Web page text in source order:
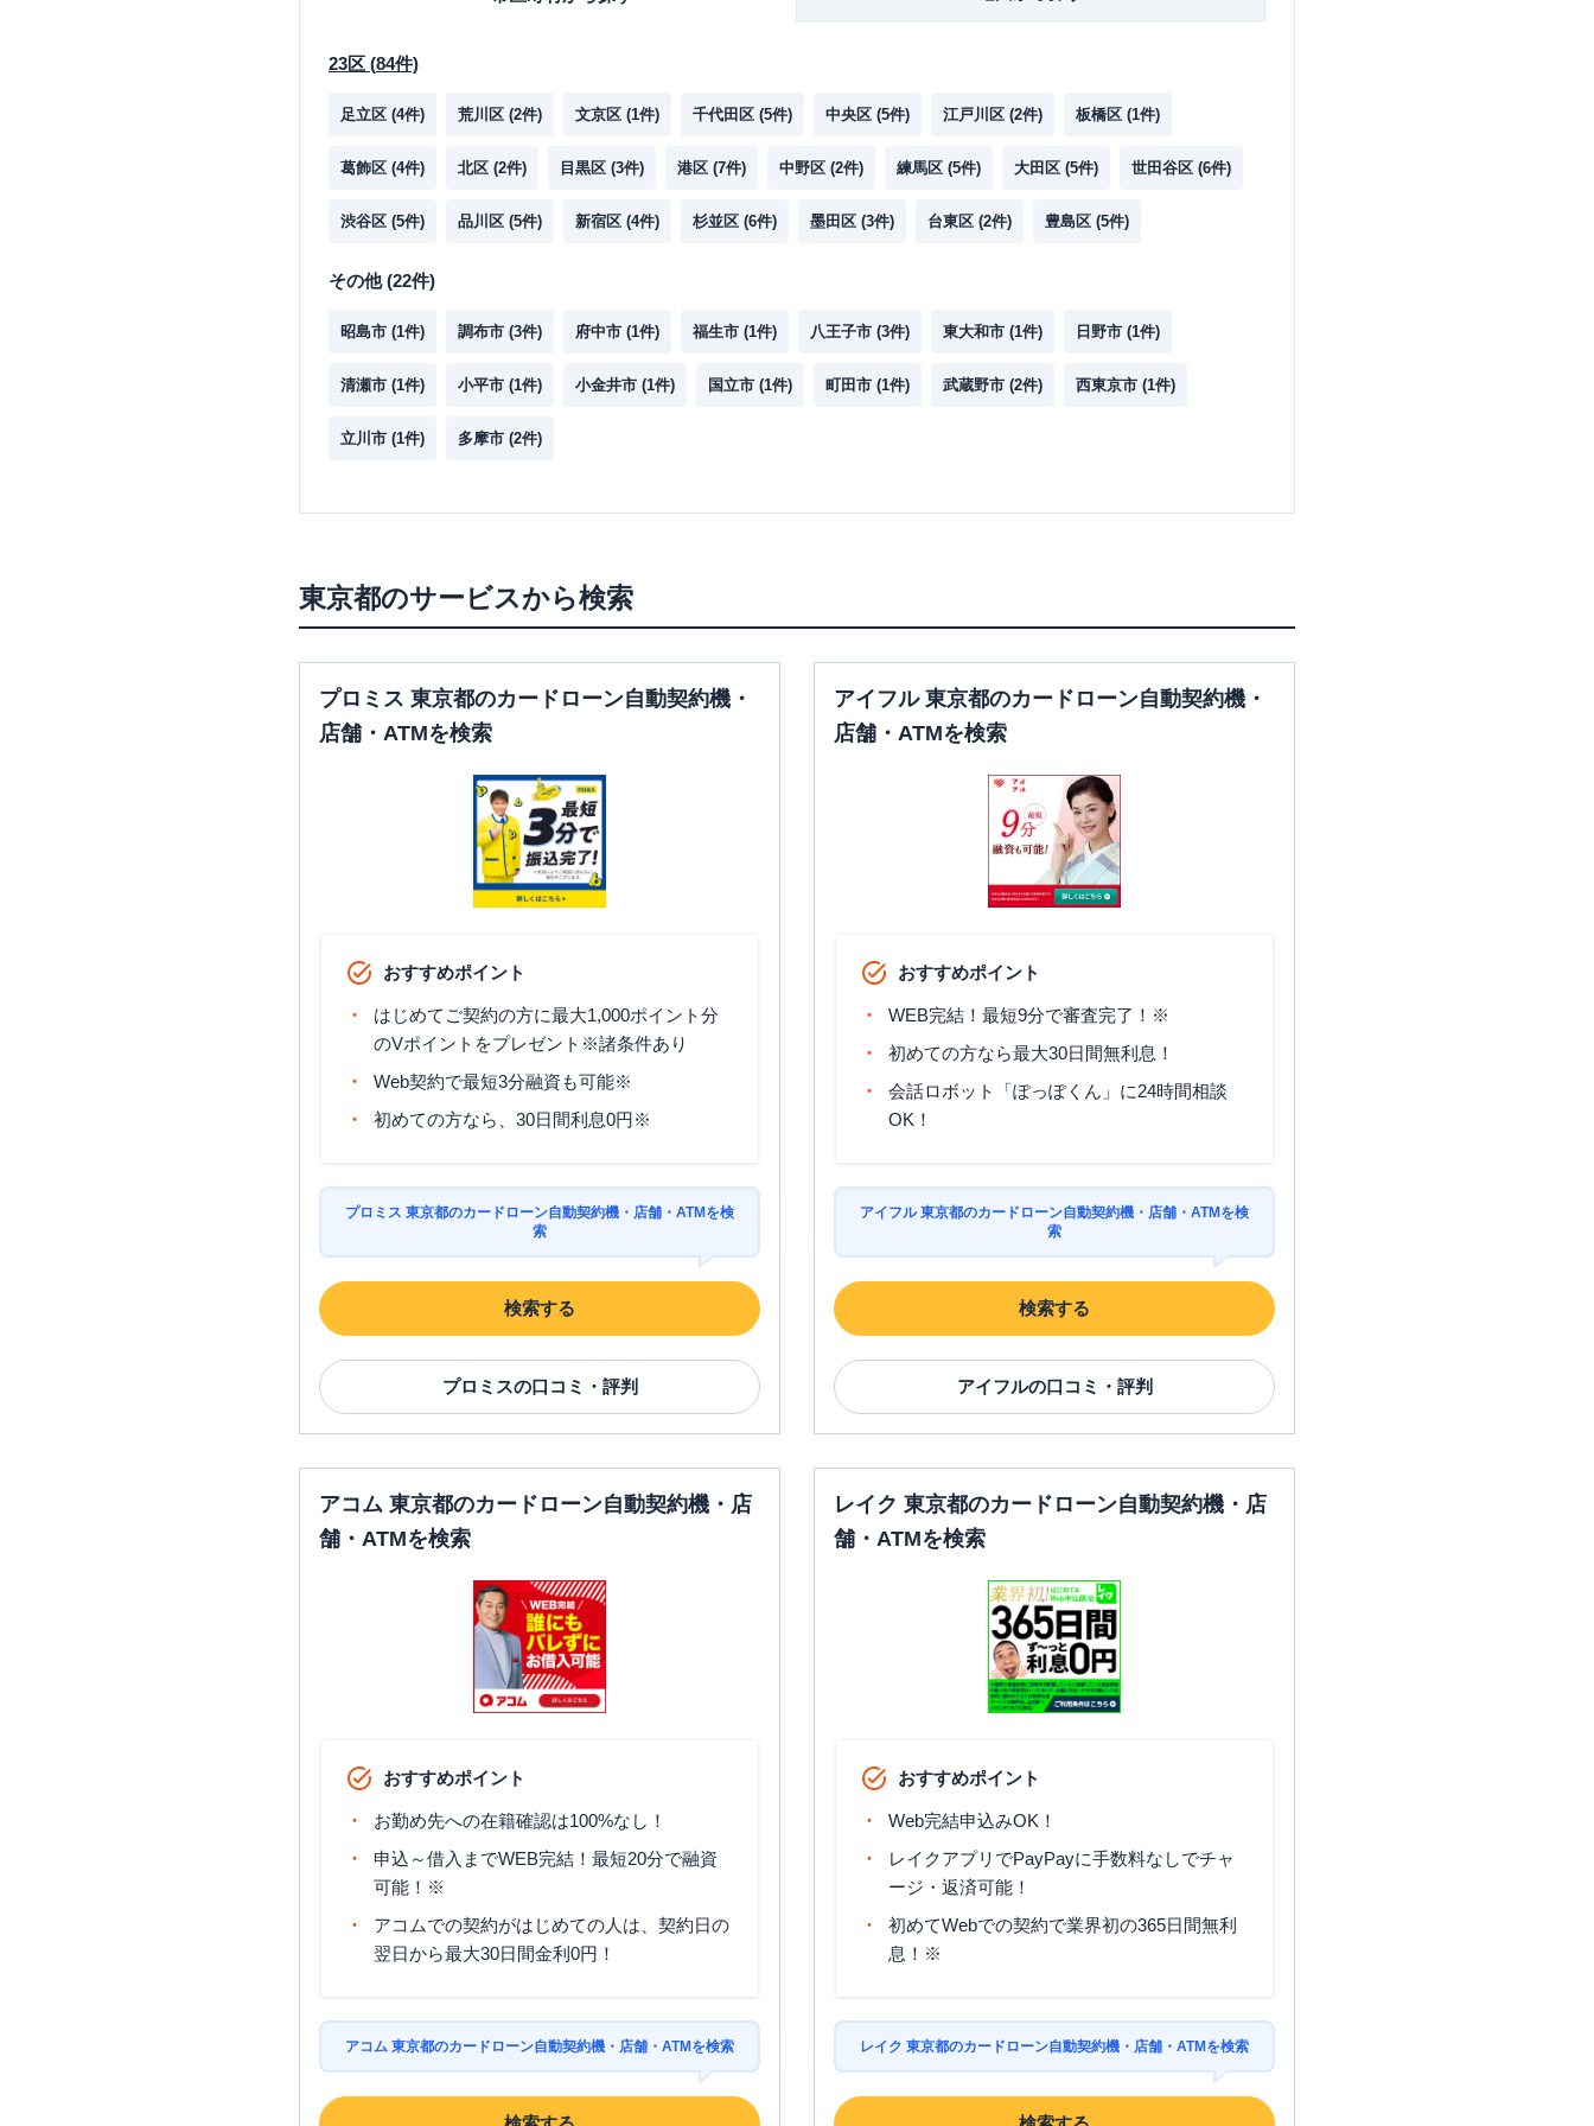
23区 (84件)
足立区 (4件) 荒川区 (2件) 文京区 (1件) 千代田区 (5件) 中央区 (5件) 江戸川区 (2件) 板橋区 (1件)
葛飾区 (4件) 北区 (2件) 目黒区 (3件) 港区 (7件) 中野区 (2件) 練馬区 (5件) 大田区 (5件) 世田谷区 (6件)
渋谷区 (5件) 品川区 (5件) 新宿区 (4件) 杉並区 (6件) 墨田区 (3件) 台東区 (2件) 豊島区 (5件)
その他(22件)
昭島市 (1件) 調布市 (3件) 府中市 (1件) 福生市 (1件) 八王子市 (3件) 東大和市 (1件) 日野市 (1件)
清瀬市 (1件) 小平市 (1件) 小金井市 (1件) 国立市 (1件) 町田市 (1件) 武蔵野市 (2件) 西東京市 (1件)
立川市 (1件) 多摩市 (2件)
東京都のサービスから検索
プロミス 東京都のカードローン自動契約機・
店舗・ATMを検索
おすすめポイント
はじめてご契約の方に最大1,000ポイント分
のVポイントをプレゼント※諸条件あり
Web契約で最短3分融資も可能※
初めての方なら、30日間利息0円※
プロミス 東京都のカードローン自動契約機・店舗・ATMを検
索
検索する
プロミスの口コミ・評判
アイフル 東京都のカードローン自動契約機・
店舗・ATMを検索
おすすめポイント
WEB完結！最短9分で審査完了！※
初めての方なら最大30日間無利息！
会話ロボット「ぽっぽくん」に24時間相談
OK！
アイフル 東京都のカードローン自動契約機・店舗・ATMを検
索
検索する
アイフルの口コミ・評判
アコム 東京都のカードローン自動契約機・店
舗・ATMを検索
おすすめポイント
お勤め先への在籍確認は100%なし！
申込～借入までWEB完結！最短20分で融資
可能！※
アコムでの契約がはじめての人は、契約日の
翌日から最大30日間金利0円！
アコム 東京都のカードローン自動契約機・店舗・ATMを検索
レイク 東京都のカードローン自動契約機・店
舗・ATMを検索
おすすめポイント
Web完結申込みOK！
レイクアプリでPayPayに手数料なしでチャ
ージ・返済可能！
初めてWebでの契約で業界初の365日間無利
息！※
レイク 東京都のカードローン自動契約機・店舗・ATMを検索